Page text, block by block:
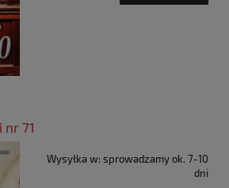
71
Wysyłka w: sprowadzamy ok. 7-10
dni